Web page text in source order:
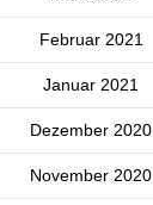
Februar 2021
Januar 2021
Dezember 2020
November 2020